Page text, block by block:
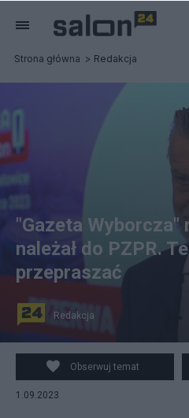
Strona główna Redakcja
"Gazeta Wyborcza"
należał do PZPR.
przepraszać
Redakcja
Obserwuj temat
1.09.2023